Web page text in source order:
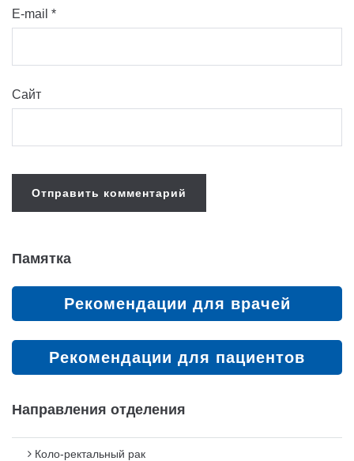
E-mail *
Сайт
Памятка
Рекомендации для врачей
Рекомендации для пациентов
Направления отделения
Коло-ректальный рак